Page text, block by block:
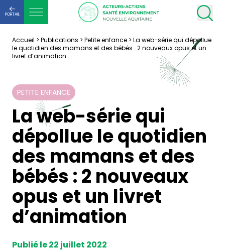
PORTAIL
Accueil > Publications > Petite enfance > La web-série qui dépollue
le quotidien des mamans et des bébés : 2 nouveaux opus et un
livret d’animation
PETITE ENFANCE
La web-série qui
dépollue le quotidien
des mamans et des
bébés : 2 nouveaux
opus et un livret
d’animation
Publié le 22 juillet 2022